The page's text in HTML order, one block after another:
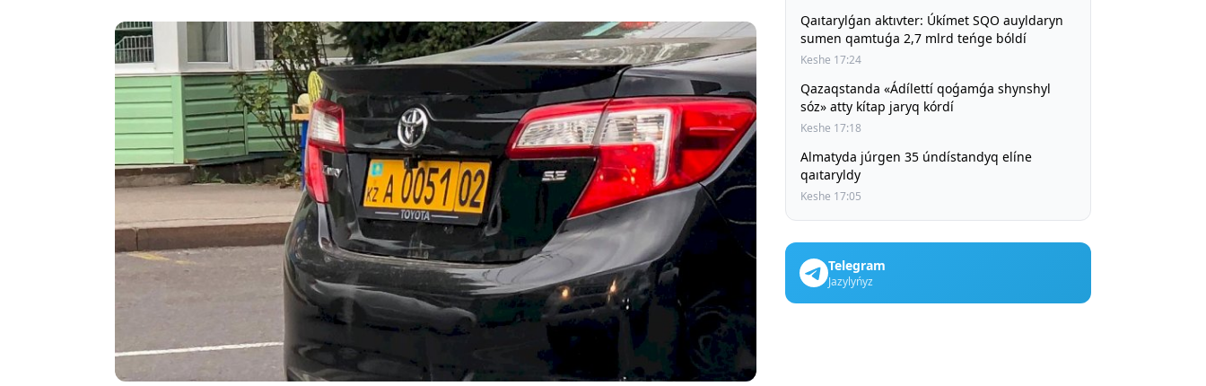
Qaıtarylǵan aktıvter: Úkímet SQO auyldaryn
sumen qamtuǵa 2,7 mlrd teńge bóldí
Keshe 17:24
Qazaqstanda «Ádílettí qoǵamǵa shynshyl
sóz» atty kítap jaryq kórdí
Keshe 17:18
Almatyda júrgen 35 úndístandyq elíne
qaıtaryldy
Keshe 17:05
Telegram
Jazylyńyz